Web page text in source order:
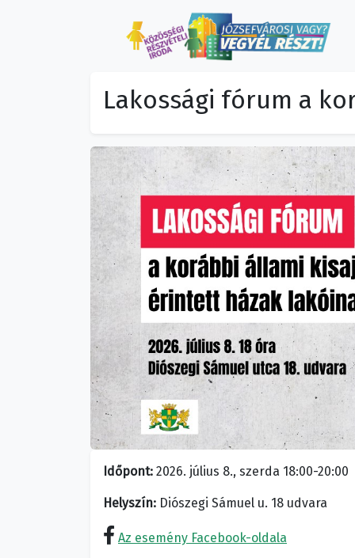
Lakossági fórum a
Időpont: 2026. július 8., szerda 18:00-20:00
Helyszín: Diószegi Sámuel u. 18 udvara
Az esemény Facebook-oldala